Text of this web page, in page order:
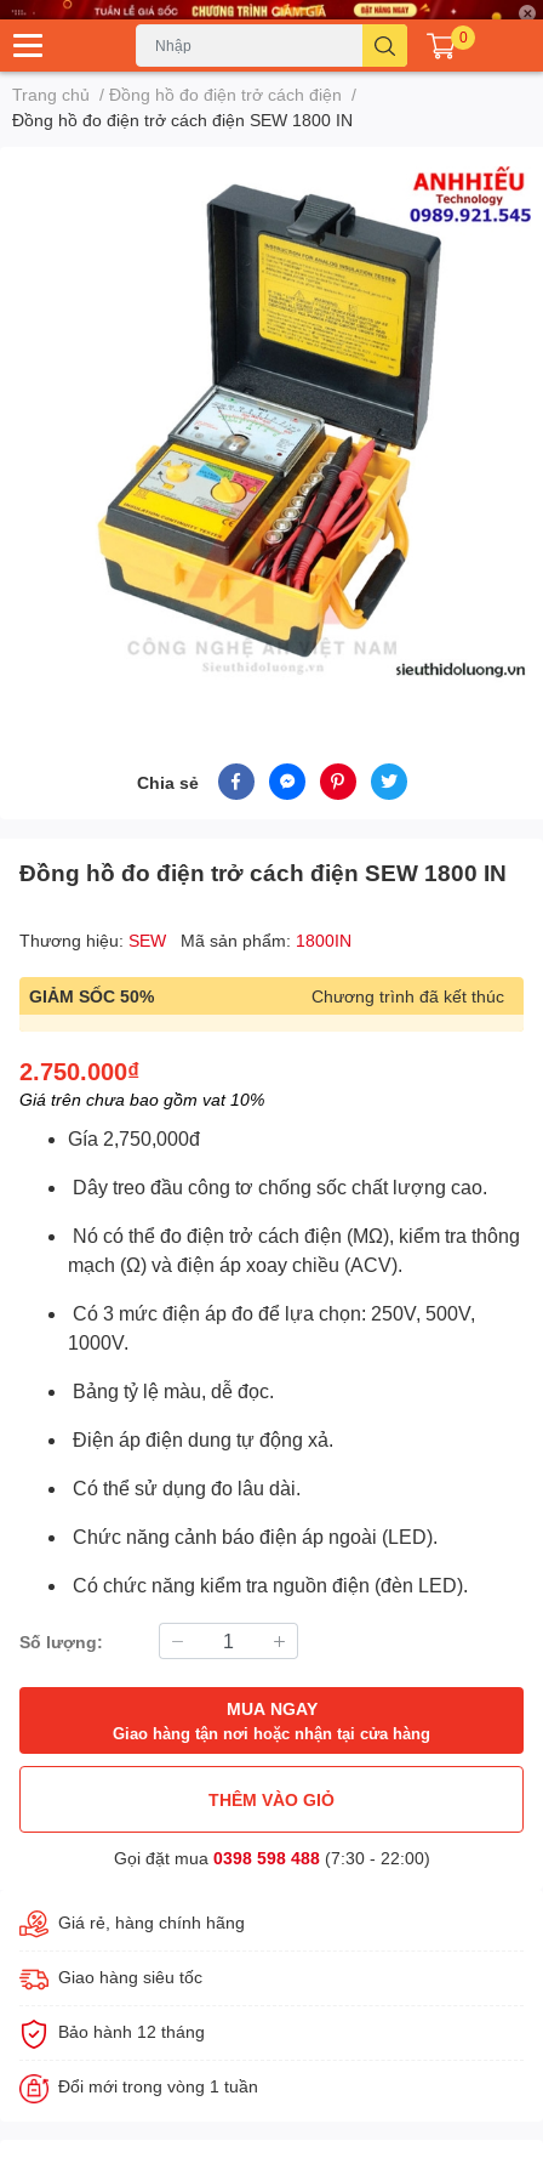
0
Trang chủ / Đồng hồ đo điện trở cách điện /
Đồng hồ đo điện trở cách điện SEW 1800 IN
Chia sẻ
Đồng hồ đo điện trở cách điện SEW 1800 IN
Thương hiệu: SEW Mã sản phẩm: 1800IN
GIẢM SỐC 50% Chương trình đã kết thúc
2.750.000₫
Giá trên chưa bao gồm vat 10%
Gía 2,750,000đ
Dây treo đầu công tơ chống sốc chất lượng cao.
Nó có thể đo điện trở cách điện (MΩ), kiểm tra thông
mạch (Ω) và điện áp xoay chiều (ACV).
Có 3 mức điện áp đo để lựa chọn: 250V, 500V,
1000V.
Bảng tỷ lệ màu, dễ đọc.
Điện áp điện dung tự động xả.
Có thể sử dụng đo lâu dài.
Chức năng cảnh báo điện áp ngoài (LED).
Có chức năng kiểm tra nguồn điện (đèn LED).
Số lượng:
MUA NGAY
Giao hàng tận nơi hoặc nhận tại cửa hàng
THÊM VÀO GIỎ
Gọi đặt mua 0398 598 488(7:30 - 22:00)
Giá rẻ, hàng chính hãng
Giao hàng siêu tốc
Bảo hành 12 tháng
Đổi mới trong vòng 1 tuần